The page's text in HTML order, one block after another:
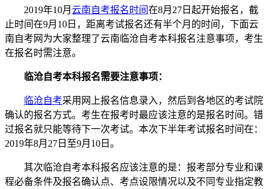
2019年10月 云南自考报名时间在8月27日起开始报名，截
止时间在9月10日，距离考试报名还有半个月的时间，下面云
南自考网为大家整理了云南临沧自考本科报名注意事项，考生
在报名时需注意。
临沧自考本科报名需要注意事项：
临沧自考采用网上报名信息录入，然后到各地区的考试院
确认的报名方式。考生在报考时最应该注意的是报名时间。错
过报名就只能等待下一次考试。本次下半年考试报名时间在：
2019年8月27日至9月10日。
其次临沧自考本科报名应该注意的是：报考部分专业和课
程必备条件及报名确认点、考点设限情况以及不同专业指定教